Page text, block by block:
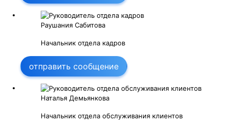
Раушания Сабитова
Начальник отдела кадров
отправить сообщение
Наталья Демьянкова
Начальник отдела обслуживания клиентов